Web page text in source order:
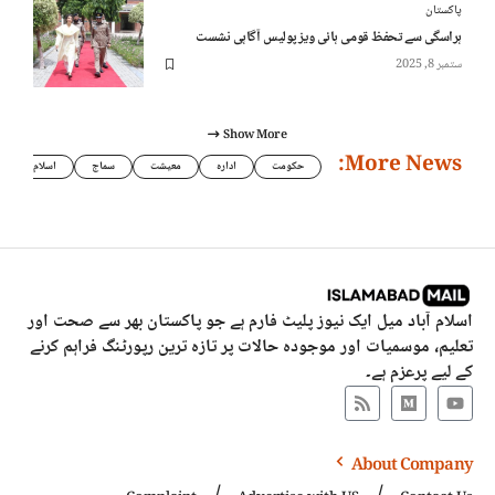
پاکستان
ہراسگی سے تحفظ قومی ہائی ویز پولیس آگاہی نشست
ستمبر 8, 2025
Show More
More News: حکومت ادارہ معیشت سماج اسلام
اسلام آباد میل ایک نیوز پلیٹ فارم ہے جو پاکستان بھر سے صحت اور
تعلیم، موسمیات اور موجودہ حالات پر تازہ ترین رپورٹنگ فراہم کرنے
کے لیے پرعزم ہے۔
About Company